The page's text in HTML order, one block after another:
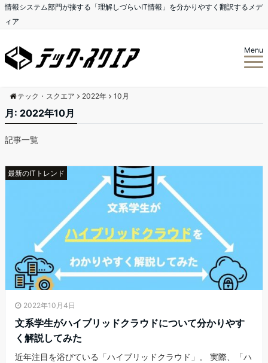
情報システム部門が接する「理解しづらいIT情報」を分かりやすく翻訳するメデ
ィア
Menu
テック・スクエア 2022年 10月
月: 2022年10月
記事一覧
最新のITトレンド
2022年10月4日
文系学生がハイブリッドクラウドについて分かりやす
く解説してみた
近年注目を浴びている「ハイブリッドクラウド」。 実際、「ハ